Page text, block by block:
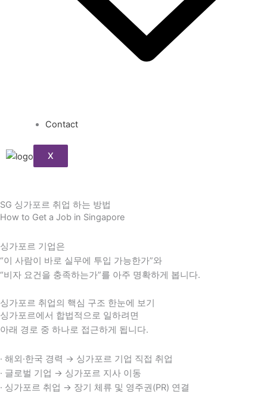
Contact
X
SG 싱가포르 취업 하는 방법
How to Get a Job in Singapore
싱가포르 기업은
“이 사람이 바로 실무에 투입 가능한가”와
“비자 요건을 충족하는가”를 아주 명확하게 봅니다.
싱가포르 취업의 핵심 구조 한눈에 보기
싱가포르에서 합법적으로 일하려면
아래 경로 중 하나로 접근하게 됩니다.
· 해외·한국 경력 → 싱가포르 기업 직접 취업
· 글로벌 기업 → 싱가포르 지사 이동
· 싱가포르 취업 → 장기 체류 및 영주권(PR) 연결